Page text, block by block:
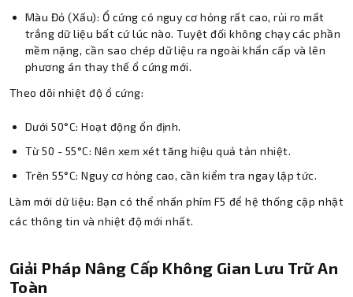
Màu Đỏ (Xấu): Ổ cứng có nguy cơ hỏng rất cao, rủi ro mất
trắng dữ liệu bất cứ lúc nào. Tuyệt đối không chạy các phần
mềm nặng, cần sao chép dữ liệu ra ngoài khẩn cấp và lên
phương án thay thế ổ cứng mới.
Theo dõi nhiệt độ ổ cứng:
Dưới 50°C: Hoạt động ổn định.
Từ 50 - 55°C: Nên xem xét tăng hiệu quả tản nhiệt.
Trên 55°C: Nguy cơ hỏng cao, cần kiểm tra ngay lập tức.
Làm mới dữ liệu: Bạn có thể nhấn phím F5 để hệ thống cập nhật
các thông tin và nhiệt độ mới nhất.
Giải Pháp Nâng Cấp Không Gian Lưu Trữ An
Toàn